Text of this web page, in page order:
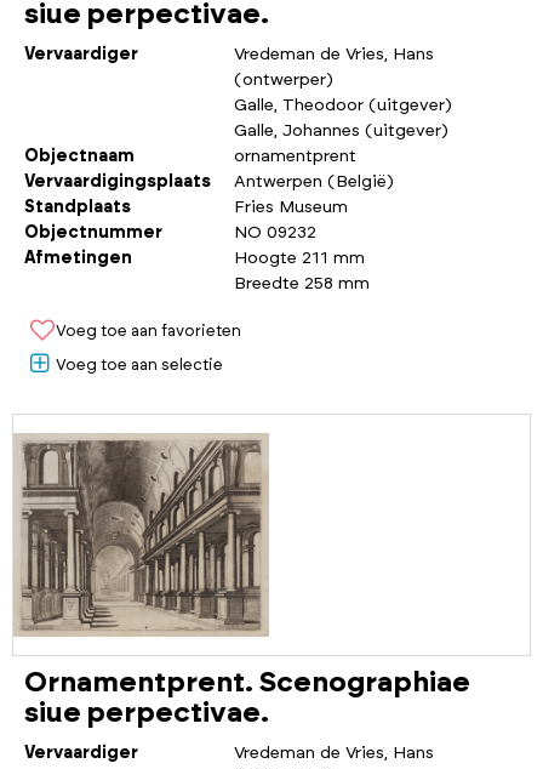
siue perpectivae.
Vervaardiger
Vredeman de Vries, Hans
(ontwerper)
Galle, Theodoor (uitgever)
Galle, Johannes (uitgever)
Objectnaam
ornamentprent
Vervaardigingsplaats
Antwerpen (België)
Standplaats
Fries Museum
Objectnummer
NO 09232
Afmetingen
Hoogte 211 mm
Breedte 258 mm
Voeg toe aan favorieten
Voeg toe aan selectie
Ornamentprent. Scenographiae
siue perpectivae.
Vervaardiger
Vredeman de Vries, Hans